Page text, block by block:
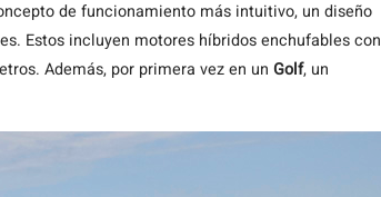
de funcionamiento más intuitivo, un diseño
Estos incluyen motores híbridos enchufables con
Además, por primera vez en un Golf, un